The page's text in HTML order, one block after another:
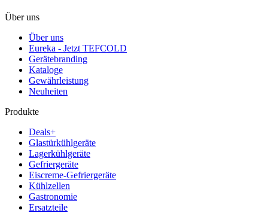
Über uns
Über uns
Eureka - Jetzt TEFCOLD
Gerätebranding
Kataloge
Gewährleistung
Neuheiten
Produkte
Deals+
Glastürkühlgeräte
Lagerkühlgeräte
Gefriergeräte
Eiscreme-Gefriergeräte
Kühlzellen
Gastronomie
Ersatzteile